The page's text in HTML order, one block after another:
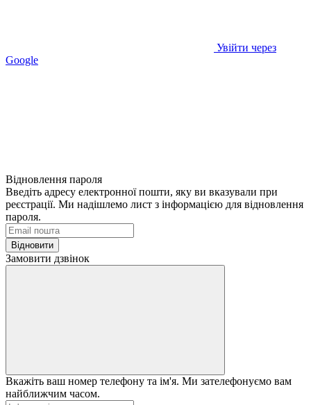
Увійти через
Google
Відновлення пароля
Введіть адресу електронної пошти, яку ви вказували при
реєстрації. Ми надішлемо лист з інформацією для відновлення
пароля.
Відновити
Замовити дзвінок
Вкажіть ваш номер телефону та ім'я. Ми зателефонуємо вам
найближчим часом.